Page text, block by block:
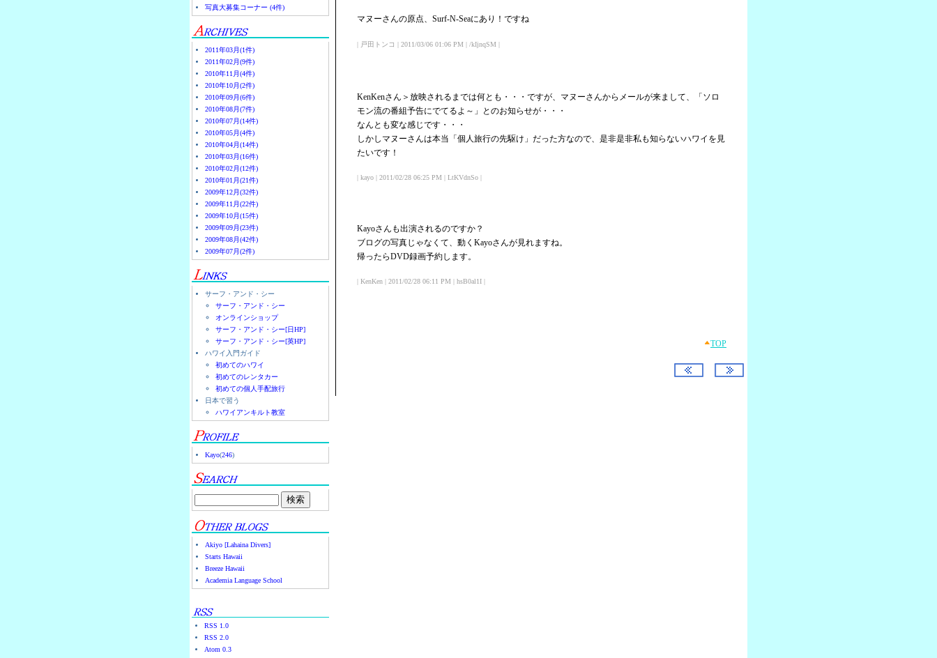
写真大募集コーナー (4件)
2011年03月(1件)
2011年02月(9件)
2010年11月(4件)
2010年10月(2件)
2010年09月(6件)
2010年08月(7件)
2010年07月(14件)
2010年05月(4件)
2010年04月(14件)
2010年03月(16件)
2010年02月(12件)
2010年01月(21件)
2009年12月(32件)
2009年11月(22件)
2009年10月(15件)
2009年09月(23件)
2009年08月(42件)
2009年07月(2件)
サーフ・アンド・シー
サーフ・アンド・シー
オンラインショップ
サーフ・アンド・シー[日HP]
サーフ・アンド・シー[英HP]
ハワイ入門ガイド
初めてのハワイ
初めてのレンタカー
初めての個人手配旅行
日本で習う
ハワイアンキルト教室
Kayo(246)
Akiyo [Lahaina Divers]
Starts Hawaii
Breeze Hawaii
Academia Language School
RSS 1.0
RSS 2.0
Atom 0.3
マヌーさんの原点、Surf-N-Seaにあり！ですね
| 戸田トンコ | 2011/03/06 01:06 PM | /kIjnqSM |
KenKenさん＞放映されるまでは何とも・・・ですが、マヌーさんからメールが来まして、「ソロ
モン流の番組予告にでてるよ～」とのお知らせが・・・
なんとも変な感じです・・・
しかしマヌーさんは本当「個人旅行の先駆け」だった方なので、是非是非私も知らないハワイを見
たいです！
| kayo | 2011/02/28 06:25 PM | LtKVdnSo |
Kayoさんも出演されるのですか？
ブログの写真じゃなくて、動くKayoさんが見れますね。
帰ったらDVD録画予約します。
| KenKen | 2011/02/28 06:11 PM | hsB0al1I |
TOP